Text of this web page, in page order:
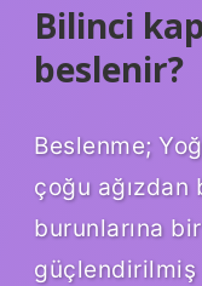
Bilinci
beslenir?
Beslenme;
çoğu
burunlarına
güçlendirilmiş